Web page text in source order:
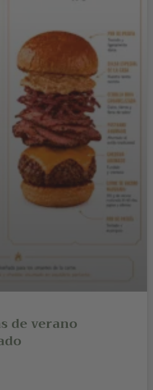
de verano